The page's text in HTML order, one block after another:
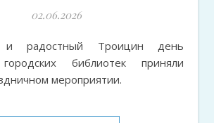
02.06.2026
библиотек приняли
мероприятии.